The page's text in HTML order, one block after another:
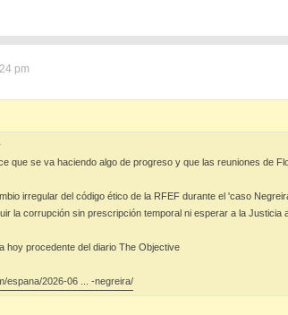
pm
que se va haciendo algo de progreso y que las reuniones de
irregular del código ético de la RFEF durante el 'caso
la corrupción sin prescripción temporal ni esperar a la Justicia
hoy procedente del diario The Objective
espana/2026-06 ... -negreira/